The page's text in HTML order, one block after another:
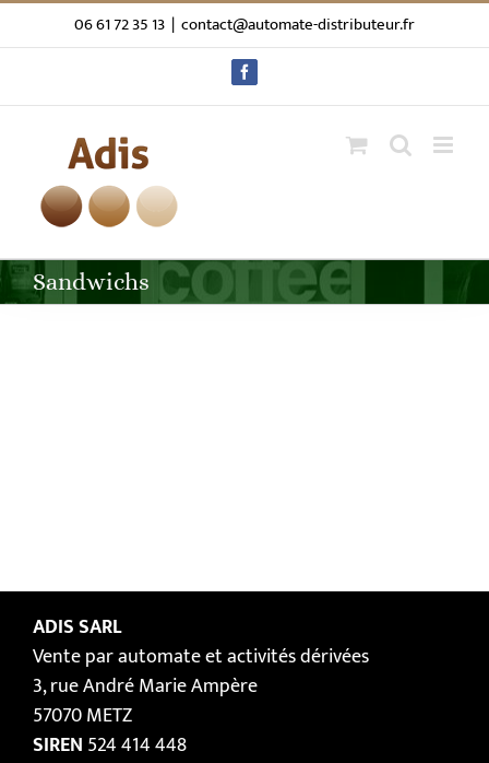
Passer
au
06 61 72 35 13 | contact@automate-distributeur.fr
Facebook
Sandwichs
ADIS SARL
Vente par automate et activités dérivées
3, rue André Marie Ampère
57070 METZ
SIREN 524 414 448